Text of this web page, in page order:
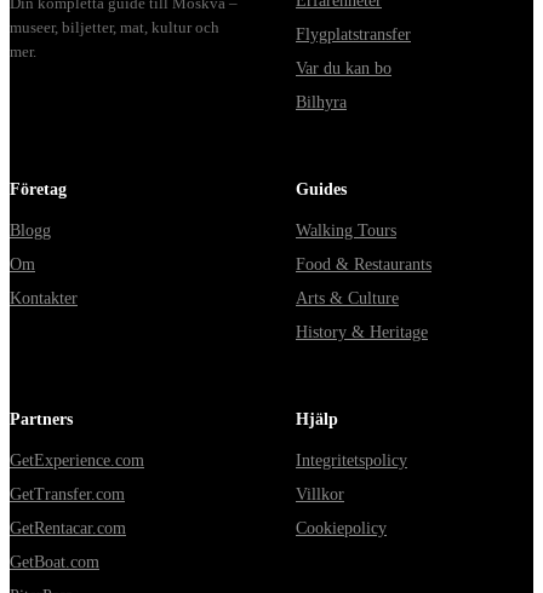
museer, biljetter, mat, kultur och
mer.
Flygplatstransfer
Var du kan bo
Bilhyra
Företag
Blogg
Om
Kontakter
Guides
Walking Tours
Food & Restaurants
Arts & Culture
History & Heritage
Partners
GetExperience.com
GetTransfer.com
GetRentacar.com
GetBoat.com
Hjälp
Integritetspolicy
Villkor
Cookiepolicy